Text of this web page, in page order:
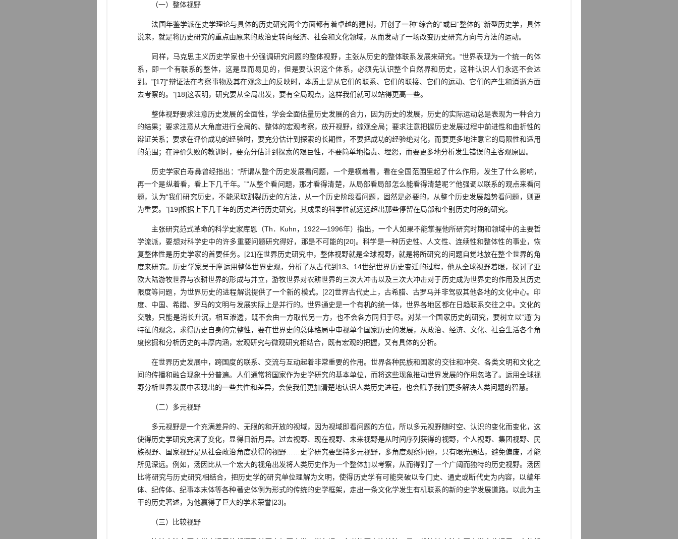
（一）整体视野
法国年鉴学派在史学理论与具体的历史研究两个方面都有着卓越的建树，开创了一种“综合的”或曰“整体的”新型历史学，具体
说来，就是将历史研究的重点由原来的政治史转向经济、社会和文化领域，从而发动了一场改变历史研究方向与方法的运动。
同样，马克思主义历史学家也十分强调研究问题的整体视野，主张从历史的整体联系发展来研究。“世界表现为一个统一的体
系，即一个有联系的整体，这是显而易见的，但是要认识这个体系，必须先认识整个自然界和历史，这种认识人们永远不会达
到。”[17]“辩证法在考察事物及其在观念上的反映时，本质上是从它们的联系、它们的联接、它们的运动、它们的产生和消逝方面
去考察的。”[18]这表明，研究要从全局出发，要有全局观点，这样我们就可以站得更高一些。
整体视野要求注意历史发展的全面性，学会全面估量历史发展的合力，因为历史的发展，历史的实际运动总是表现为一种合力
的结果；要求注意从大角度进行全局的、整体的宏观考察，放开视野，综观全局；要求注意把握历史发展过程中前进性和曲折性的
辩证关系；要求在评价成功的经验时，要充分估计到探索的长期性，不要把成功的经验绝对化，而要更多地注意它的局限性和适用
的范围；在评价失败的教训时，要充分估计到探索的艰巨性，不要简单地指责、埋怨，而要更多地分析发生错误的主客观原因。
历史学家白寿彝曾经指出：“所谓从整个历史发展看问题，一个是横着看，看在全国范围里起了什么作用，发生了什么影响，
再一个是纵着看，看上下几千年。”“从整个看问题，那才看得清楚，从局部看局部怎么能看得清楚呢?”他强调以联系的观点来看问
题，认为“我们研究历史，不能采取割裂历史的方法，从一个历史阶段看问题，固然是必要的，从整个历史发展趋势看问题，则更
为重要。”[19]根据上下几千年的历史进行历史研究，其成果的科学性就远远超出那些停留在局部和个别历史时段的研究。
主张研究范式革命的科学史家库恩（Th．Kuhn，1922—1996年）指出，一个人如果不能掌握他所研究时期和领域中的主要哲
学流派，要想对科学史中的许多重要问题研究得好，那是不可能的[20]。科学是一种历史性、人文性、连续性和整体性的事业，恢
复整体性是历史学家的首要任务。[21]在世界历史研究中，整体视野就是全球视野，就是将所研究的问题自觉地放在整个世界的角
度来研究。历史学家吴于廑运用整体世界史观，分析了从古代到13、14世纪世界历史变迁的过程，他从全球视野着眼，探讨了亚
欧大陆游牧世界与农耕世界的形成与并立，游牧世界对农耕世界的三次大冲击以及三次大冲击对于历史成为世界史的作用及其历史
限度等问题，为世界历史的进程解说提供了一个新的模式。[22]世界古代史上，古希腊、古罗马并非驾驭其他各地的文化中心。印
度、中国、希腊、罗马的文明与发展实际上是并行的。世界通史是一个有机的统一体，世界各地区都在日趋联系交往之中。文化的
交融，只能是消长升沉，相互渗透，既不会由一方取代另一方，也不会各方同归于尽。对某一个国家历史的研究，要树立以“通”为
特征的观念，求得历史自身的完整性，要在世界史的总体格局中审视单个国家历史的发展，从政治、经济、文化、社会生活各个角
度挖掘和分析历史的丰厚内涵，宏观研究与微观研究相结合，既有宏观的把握，又有具体的分析。
在世界历史发展中，跨国度的联系、交流与互动起着非常重要的作用。世界各种民族和国家的交往和冲突、各类文明和文化之
间的传播和融合现象十分普遍。人们通常将国家作为史学研究的基本单位，而将这些现象推动世界发展的作用忽略了。运用全球视
野分析世界发展中表现出的一些共性和差异，会使我们更加清楚地认识人类历史进程，也会赋予我们更多解决人类问题的智慧。
（二）多元视野
多元视野是一个充满差异的、无限的和开放的视域，因为视域即看问题的方位，所以多元视野随时空、认识的变化而变化，这
使得历史学研究充满了变化，显得日新月异。过去视野、现在视野、未来视野是从时间序列获得的视野，个人视野、集团视野、民
族视野、国家视野是从社会政治角度获得的视野……史学研究要坚持多元视野，多角度观察问题，只有眼光通达，避免偏废，才能
所见深远。例如，汤因比从一个宏大的视角出发将人类历史作为一个整体加以考察，从而得到了一个广阔而独特的历史视野。汤因
比将研究与历史研究相结合，把历史学的研究单位理解为文明，使得历史学有可能突破以专门史、通史或断代史为内容，以编年
体、纪传体、纪事本末体等各种著史体例为形式的传统的史学框架，走出一条文化学发生有机联系的新的史学发展道路。以此为主
干的历史著述，为他赢得了巨大的学术荣誉[23]。
（三）比较视野